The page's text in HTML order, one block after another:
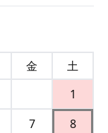
金
土
1
7
8